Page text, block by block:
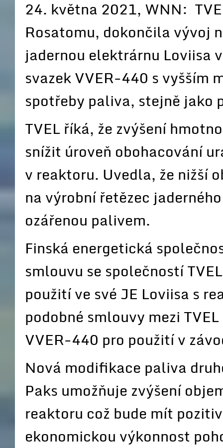
24. května 2021, WNN:
Rosatomu, dokončila vývoj
jadernou elektrárnu Loviisa
svazek VVER-440 s vyšším
spotřeby paliva, stejně jako
TVEL říká, že zvýšení
snížit úroveň obohacování
v reaktoru. Uvedla, že nižší
na výrobní řetězec
ozářenou palivem.
Finská energetická
smlouvu se společností
použití ve své JE Loviisa s
podobné smlouvy mezi
VVER-440 pro použití v
Nová modifikace paliva
Paks umožňuje zvýšení
reaktoru což bude mít
ekonomickou výkonnost